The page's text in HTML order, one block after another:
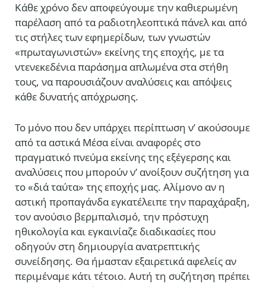
Κάθε χρόνο δεν αποφεύγουμε την καθιερωμένη
παρέλαση από τα ραδιοτηλεοπτικά πάνελ και από
τις στήλες των εφημερίδων, των γνωστών
«πρωταγωνιστών» εκείνης της εποχής, με τα
ντενεκεδένια παράσημα απλωμένα στα στήθη
τους, να παρουσιάζουν αναλύσεις και απόψεις
κάθε δυνατής απόχρωσης.
Το μόνο που δεν υπάρχει περίπτωση ν’ ακούσουμε
από τα αστικά Μέσα είναι αναφορές στο
πραγματικό πνεύμα εκείνης της εξέγερσης και
αναλύσεις που μπορούν ν’ ανοίξουν συζήτηση για
το «διά ταύτα» της εποχής μας. Αλίμονο αν η
αστική προπαγάνδα εγκατέλειπε την παραχάραξη,
τον ανούσιο βερμπαλισμό, την πρόστυχη
ηθικολογία και εγκαινίαζε διαδικασίες που
οδηγούν στη δημιουργία ανατρεπτικής
συνείδησης. Θα ήμασταν εξαιρετικά αφελείς αν
περιμέναμε κάτι τέτοιο. Αυτή τη συζήτηση πρέπει